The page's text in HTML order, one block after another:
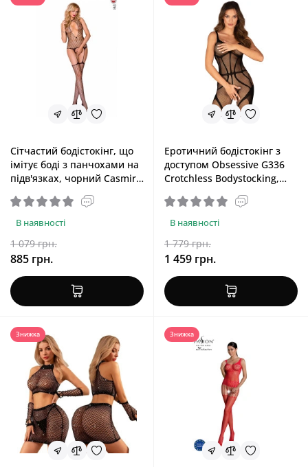
Сітчастий бодістокінг, що
імітує боді з панчохами на
підв'язках, чорний Casmir
В наявності
1 079 грн.
885 грн.
Еротичний бодістокінг з
доступом Obsessive G336
Crotchless Bodystocking,
В наявності
1 779 грн.
1 459 грн.
Знижка Знижка